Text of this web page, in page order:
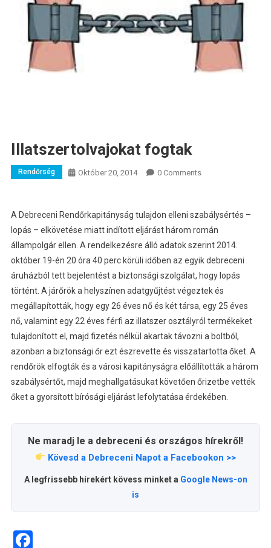
Illatszertolvajokat fogtak
Rendőrség Október 20, 2014 0 Comments
A Debreceni Rendőrkapitányság tulajdon elleni szabálysértés –
lopás – elkövetése miatt indított eljárást három román
állampolgár ellen. A rendelkezésre álló adatok szerint 2014.
október 19-én 20 óra 40 perc körüli időben az egyik debreceni
áruházból tett bejelentést a biztonsági szolgálat, hogy lopás
történt. A járőrök a helyszínen adatgyűjtést végeztek és
megállapították, hogy egy 26 éves nő és két társa, egy 25 éves
nő, valamint egy 22 éves férfi az illatszer osztályról termékeket
tulajdonított el, majd fizetés nélkül akartak távozni a boltból,
azonban a biztonsági őr ezt észrevette és visszatartotta őket. A
rendőrök elfogták és a városi kapitányságra előállították a három
szabálysértőt, majd meghallgatásukat követően őrizetbe vették
őket a gyorsított bírósági eljárást lefolytatása érdekében.
Ne maradj le a debreceni és országos hírekről!
Kövesd a Debreceni Napot a Facebookon >>
A legfrissebb hírekért kövess minket a Google News-on
is
Facebook